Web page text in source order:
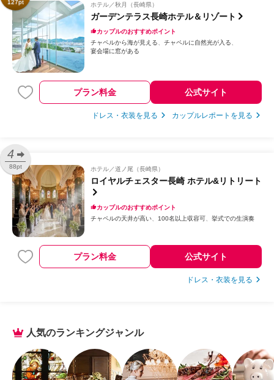
127pt ホテル 秋月（長崎県）
ガーデンテラス長崎ホテル＆リゾート
カップルのおすすめポイント
チャペルから海が見える
チャペルに自然光が入る
宴会場に窓がある
プラン料金 公式サイト
ドレス・衣装を見る カップルレポートを見る
4
88pt ホテル 道ノ尾（長崎県）
ロイヤルチェスター長崎 ホテル&リトリート
カップルのおすすめポイント
チャペルの天井が高い
100名以上収容可 挙式での生演奏
プラン料金 公式サイト
ドレス・衣装を見る
人気のランキングジャンル